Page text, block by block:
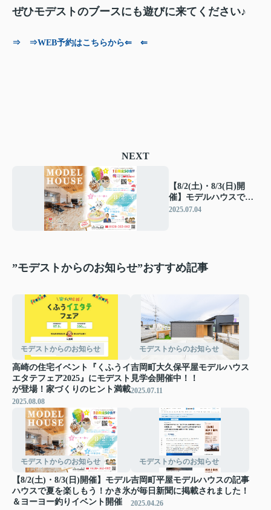
ぜひモデストのブースにも遊びに来てください♪
⇒ ⇒WEB予約はこちらから⇐ ⇐
NEXT
【8/2(土)・8/3(日)開
催】モデルハウスで夏
を楽しもう！かき氷＆
2025.07.04
”モデストからのお知らせ”おすすめ記事
モデストからのお知らせ
高崎の住宅イベント『くふうイ
エタテフェア2025』にモデスト
が登場！家づくりのヒント満載
2025.08.08
モデストからのお知らせ
吉岡町大久保平屋モデルハウス
見学会開催中！！
2025.07.11
モデストからのお知らせ
【8/2(土)・8/3(日)開催】モデル
ハウスで夏を楽しもう！かき氷
＆ヨーヨー釣りイベント開催
モデストからのお知らせ
吉岡町平屋モデルハウスの記事
が毎日新聞に掲載されました！
2025.04.26